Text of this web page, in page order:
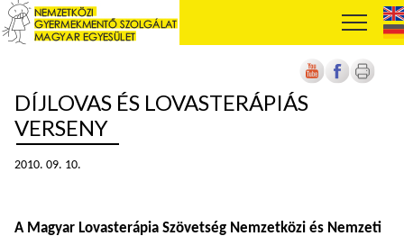
DÍJLOVAS ÉS LOVASTERÁPIÁS
VERSENY
2010. 09. 10.
A Magyar Lovasterápia Szövetség Nemzetközi és Nemzeti